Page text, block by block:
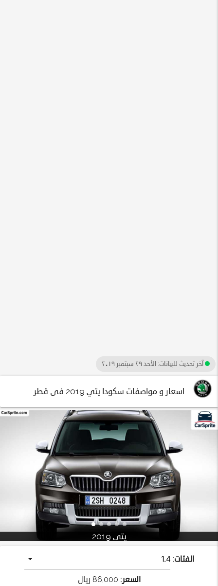
آخر تحديث للبيانات: الأحد ٢٩ سبتمبر ٢٠١٩
اسعار و مواصفات سكودا يتي 2019 فى قطر
يتي 2019
الفئات:
السعر: 86,000 ريال